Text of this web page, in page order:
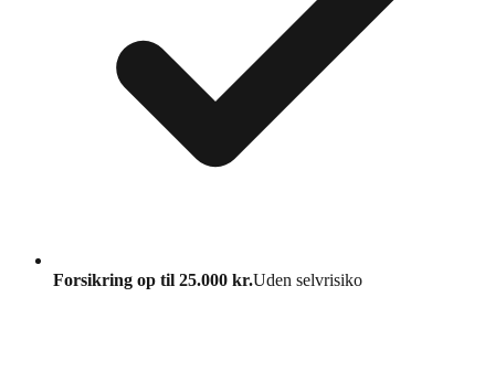
Forsikring op til 25.000 kr.Uden selvrisiko